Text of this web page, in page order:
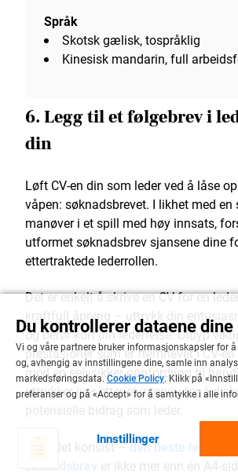
Språk
Skotsk gælisk, tospråklig
Kinesisk mandarin, full
6. Legg til et følgebrev i
din
Løft CV-en din som leder ved å låse
våpen: søknadsbrevet. I likhet med en
manøver i et spill med høy innsats,
utformet søknadsbrev sjansene dine
ettertraktede lederrollen.
Det er enkelt å skrive en CV for en
kraftfull åpning – uttrykk din
og berør kort din lederreise. Utdyp
prestasjoner som er fremhevet i CV-
med en selvsikker oppfordring til
uttrykker iver etter et intervju for å
potensielle bidrag som leder.
Hold det konsist –den beste lengden
søknadsbrev er ikke mer enn én A4-
Du kontrollerer dataene dine
Vi og våre partnere bruker informasjonskapsler for
og, avhengig av innstillingene dine, samle inn
markedsføringsdata.Cookie Policy. Klikk på
preferanser og på «Accept» for å samtykke i alle
Innstillinger